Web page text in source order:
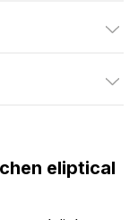
eliptical